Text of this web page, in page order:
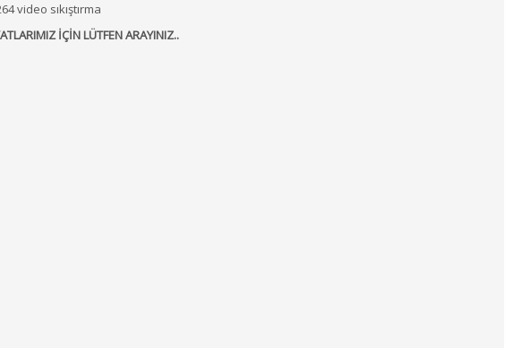
video sıkıştırma
İÇİN LÜTFEN ARAYINIZ..